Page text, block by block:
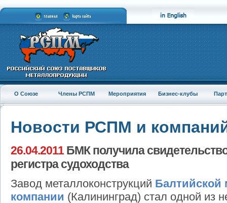
О Союзе Члены РСПМ Мероприятия Бизнес-клубы
Новости РСПМ и
26.04.2011БМК получила
регистра судоходства
Завод металлоконструкций Балтийской
компании (Калининград) стал одной из